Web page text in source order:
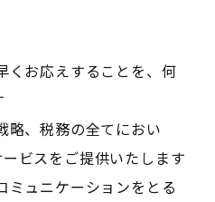
お応えすることを、何
、税務の全てにおい
ビスをご提供いたします
ュニケーションをとる